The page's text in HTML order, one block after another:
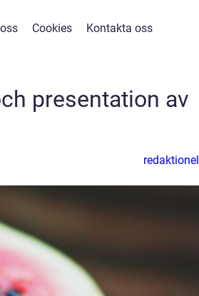
Cookies Kontakta oss
presentation av
redaktionel